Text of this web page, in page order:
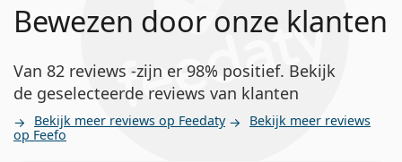
Bewezen door onze klanten
Van 82 reviews -zijn er 98% positief. Bekijk
de geselecteerde reviews van klanten
Bekijk meer reviews op Feedaty Bekijk meer reviews
op Feefo